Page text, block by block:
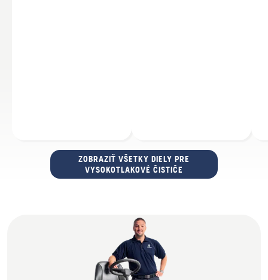
ZOBRAZIŤ VŠETKY DIELY PRE
VYSOKOTLAKOVÉ ČISTIČE